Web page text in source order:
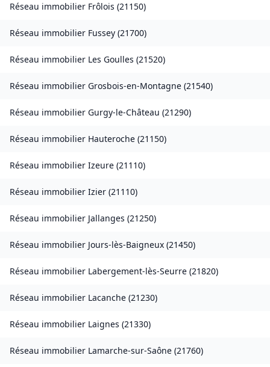
Réseau immobilier Frôlois (21150)
Réseau immobilier Fussey (21700)
Réseau immobilier Les Goulles (21520)
Réseau immobilier Grosbois-en-Montagne (21540)
Réseau immobilier Gurgy-le-Château (21290)
Réseau immobilier Hauteroche (21150)
Réseau immobilier Izeure (21110)
Réseau immobilier Izier (21110)
Réseau immobilier Jallanges (21250)
Réseau immobilier Jours-lès-Baigneux (21450)
Réseau immobilier Labergement-lès-Seurre (21820)
Réseau immobilier Lacanche (21230)
Réseau immobilier Laignes (21330)
Réseau immobilier Lamarche-sur-Saône (21760)